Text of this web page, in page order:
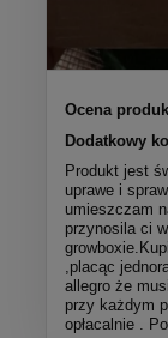
Ocena
Dodatkowy
Produkt jest
uprawe i
umieszczam
przynosila ci
,placąc
allegro że
przy każdym
opłacalnie .